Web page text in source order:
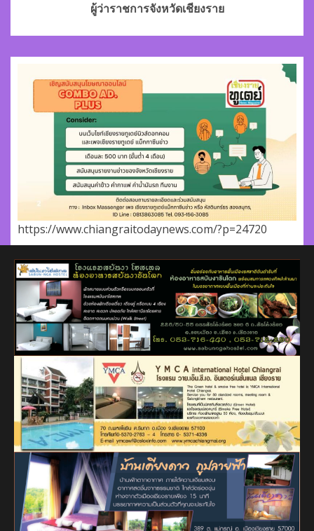
ผู้ว่าราชการจังหวัดเชียงราย
https://www.chiangraitodaynews.com/?p=24720